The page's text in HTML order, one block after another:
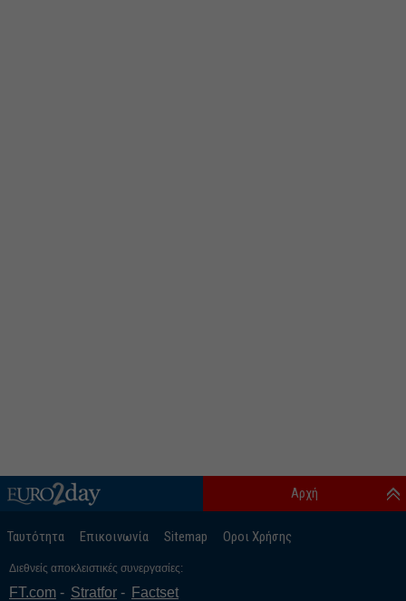
Ταυτότητα Επικοινωνία Sitemap Οροι Χρήσης
Αρχή
Διεθνείς αποκλειστικές συνεργασίες:
FT.com Stratfor Factset